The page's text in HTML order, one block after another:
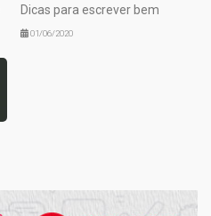
Dicas para escrever bem
01/06/2020